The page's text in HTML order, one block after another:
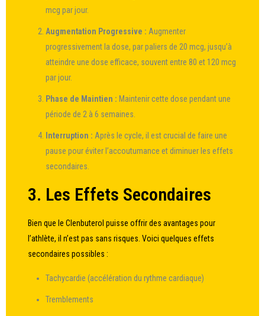
mcg par jour.
Augmentation Progressive : Augmenter
progressivement la dose, par paliers de 20 mcg, jusqu’à
atteindre une dose efficace, souvent entre 80 et 120 mcg
par jour.
Phase de Maintien : Maintenir cette dose pendant une
période de 2 à 6 semaines.
Interruption : Après le cycle, il est crucial de faire une
pause pour éviter l’accoutumance et diminuer les effets
secondaires.
3. Les Effets Secondaires
Bien que le Clenbuterol puisse offrir des avantages pour
l’athlète, il n’est pas sans risques. Voici quelques effets
secondaires possibles :
Tachycardie (accélération du rythme cardiaque)
Tremblements